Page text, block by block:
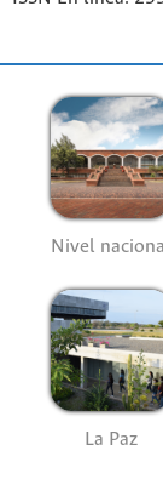
Nivel
La Paz